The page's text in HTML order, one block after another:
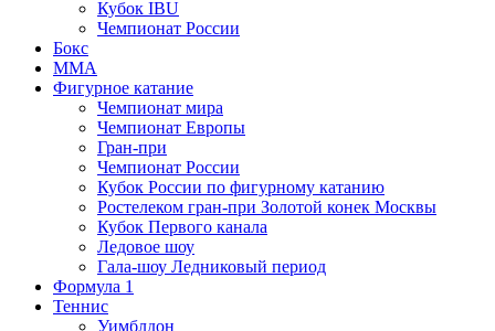
Кубок IBU
Чемпионат России
Бокс
MMA
Фигурное катание
Чемпионат мира
Чемпионат Европы
Гран-при
Чемпионат России
Кубок России по фигурному катанию
Ростелеком гран-при Золотой конек Москвы
Кубок Первого канала
Ледовое шоу
Гала-шоу Ледниковый период
Формула 1
Теннис
Уимблдон